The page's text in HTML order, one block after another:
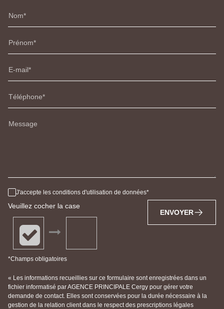
Nom
Prénom
E-mail
Téléphone
Message
J'accepte les conditions d'utilisation de données
Veuillez cocher la case
*Champs obligatoires
ENVOYER
« Les informations recueillies sur ce formulaire sont enregistrées dans un
fichier informatisé par AGENCE PRINCIPALE Cergy pour gérer votre
demande de contact. Elles sont conservées pour la durée nécessaire à la
gestion de la relation client dans le respect des prescriptions légales